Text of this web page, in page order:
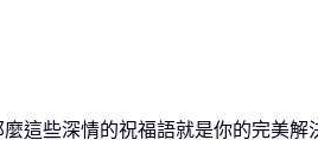
這些深情的祝福語就是你的完美解